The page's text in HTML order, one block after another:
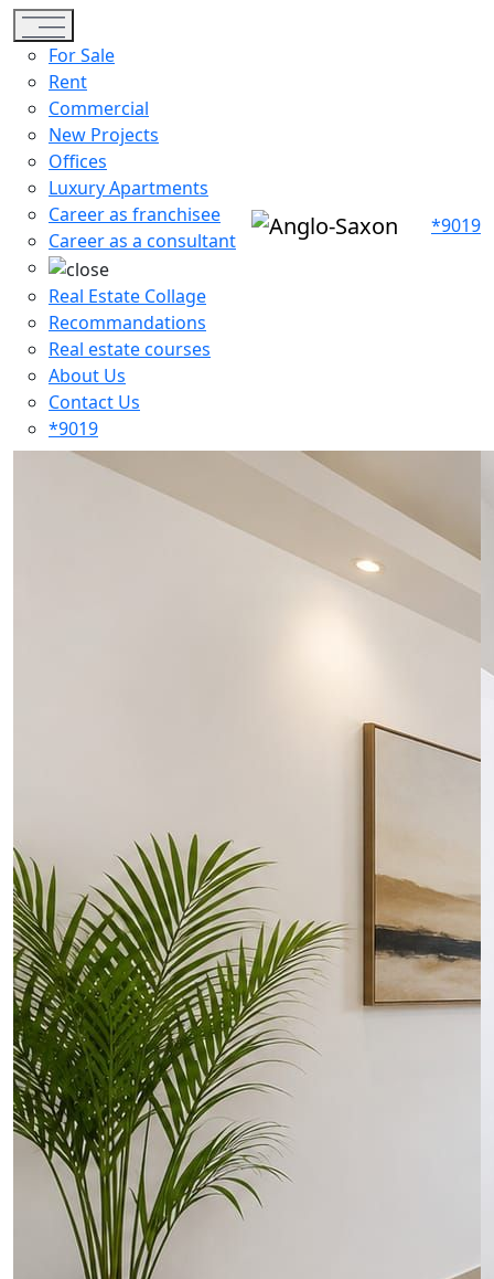
Toggle navigation
For Sale
Rent
Commercial
New Projects
Offices
Luxury Apartments
Career as franchisee
Career as a consultant
Real Estate Collage
Recommandations
Real estate courses
About Us
Contact Us
*9019
*9019